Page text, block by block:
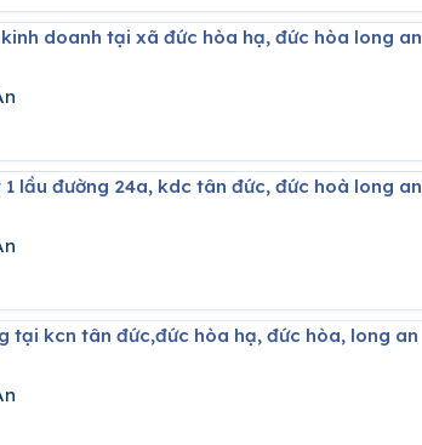
kinh doanh tại xã đức hòa hạ, đức hòa long an
1 lầu đường 24a, kdc tân đức, đức hoà long an
tại kcn tân đức,đức hòa hạ, đức hòa, long an